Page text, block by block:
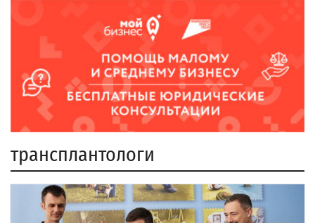
трансплантологи